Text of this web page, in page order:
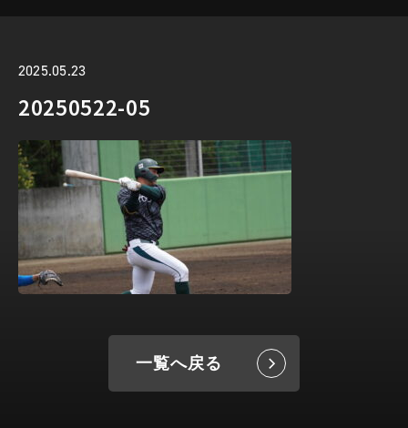
2025.05.23
20250522-05
一覧へ戻る